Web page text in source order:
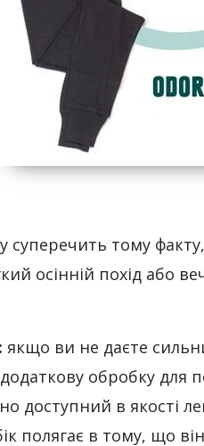
суперечить тому
осінній похід або
якщо ви не даєте
обробку для
доступний в якості
полягає в тому, що